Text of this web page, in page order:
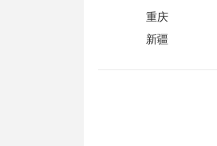
重庆
新疆